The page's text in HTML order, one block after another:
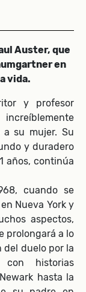
Auster, que
en
vida.
y profesor
su mujer. Su
y duradero
años, continúa
cuando se
Nueva York y
aspectos,
prolongará a lo
del duelo por la
historias
hasta la